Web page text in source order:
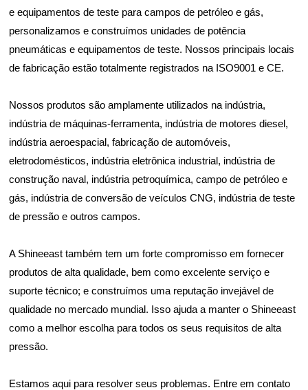
e equipamentos de teste para campos de petróleo e gás,
personalizamos e construímos unidades de potência
pneumáticas e equipamentos de teste. Nossos principais locais
de fabricação estão totalmente registrados na ISO9001 e CE.
Nossos produtos são amplamente utilizados na indústria,
indústria de máquinas-ferramenta, indústria de motores diesel,
indústria aeroespacial, fabricação de automóveis,
eletrodomésticos, indústria eletrônica industrial, indústria de
construção naval, indústria petroquímica, campo de petróleo e
gás, indústria de conversão de veículos CNG, indústria de teste
de pressão e outros campos.
A Shineeast também tem um forte compromisso em fornecer
produtos de alta qualidade, bem como excelente serviço e
suporte técnico; e construímos uma reputação invejável de
qualidade no mercado mundial. Isso ajuda a manter o Shineeast
como a melhor escolha para todos os seus requisitos de alta
pressão.
Estamos aqui para resolver seus problemas. Entre em contato